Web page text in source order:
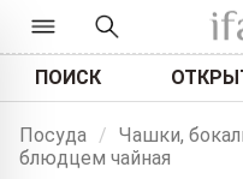
ПОИСК
Посуда / Чашки,
блюдцем чайная